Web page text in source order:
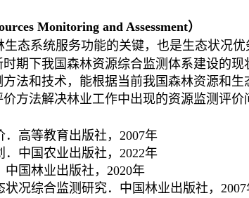
Monitoring and Assessment）
态系统服务功能的关键，也是生态状况
期下我国森林资源综合监测体系建设的
法和技术，能根据当前我国森林资源和生
方法解决林业工作中出现的资源监测评价
高等教育出版社， 2007年
中国农业出版社， 2022年
国林业出版社， 2020年
况综合监测研究．中国林业出版社， 2007